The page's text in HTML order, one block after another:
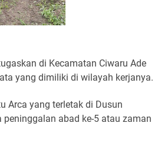
di Kecamatan Ciwaru Ade
yang dimiliki di wilayah kerjanya.
Arca yang terletak di Dusun
abad ke-5 atau zaman